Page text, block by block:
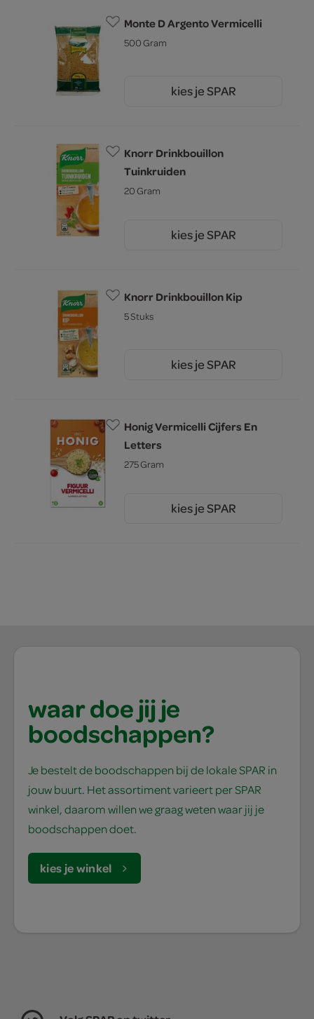
Monte D Argento Vermicelli
500 Gram
kies je SPAR
Knorr Drinkbouillon
Tuinkruiden
20 Gram
kies je SPAR
Knorr Drinkbouillon Kip
5 Stuks
kies je SPAR
Honig Vermicelli Cijfers En
Letters
275 Gram
kies je SPAR
waar doe jij je
boodschappen?
Je bestelt de boodschappen bij de lokale SPAR in
jouw buurt. Het assortiment varieert per SPAR
winkel, daarom willen we graag weten waar jij je
boodschappen doet.
kies je winkel